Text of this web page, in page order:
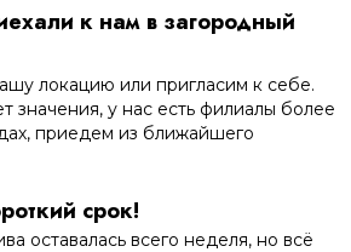
к нам в загородный
локацию или пригласим к себе.
значения, у нас есть филиалы более
приедем из ближайшего
срок!
оставалась всего неделя, но всё